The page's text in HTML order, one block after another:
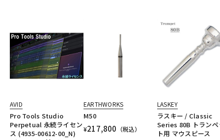
AVID
Pro Tools Studio
Perpetual 永続ライセン
ス (4935-00612-00_N)
EARTHWORKS
M50
¥217,800 （税込）
LASKEY
ラスキー / Classic
Series 80B トランペ
ト用 マウスピース